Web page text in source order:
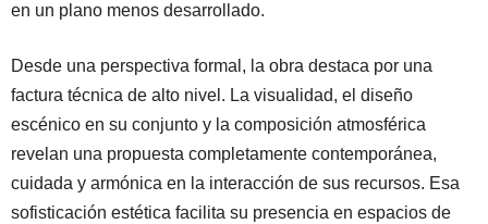
en un plano menos desarrollado.
Desde una perspectiva formal, la obra destaca por una
factura técnica de alto nivel. La visualidad, el diseño
escénico en su conjunto y la composición atmosférica
revelan una propuesta completamente contemporánea,
cuidada y armónica en la interacción de sus recursos. Esa
sofisticación estética facilita su presencia en espacios de